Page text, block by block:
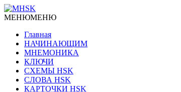
МЕНЮМЕНЮ
Главная
НАЧИНАЮЩИМ
МНЕМОНИКА
КЛЮЧИ
СХЕМЫ HSK
СЛОВА HSK
КАРТОЧКИ HSK